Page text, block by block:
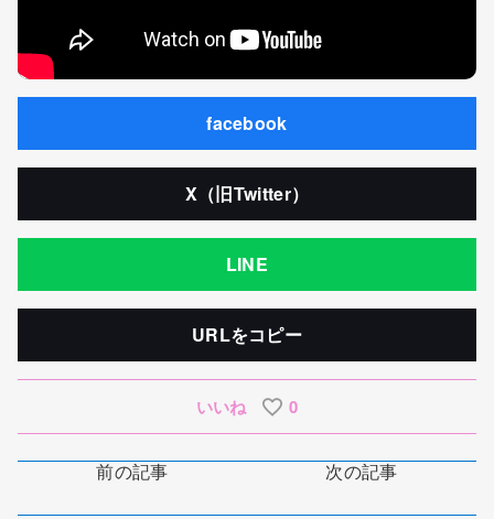
facebook
X（旧Twitter）
LINE
URLをコピー
いいね 0
前の記事 次の記事